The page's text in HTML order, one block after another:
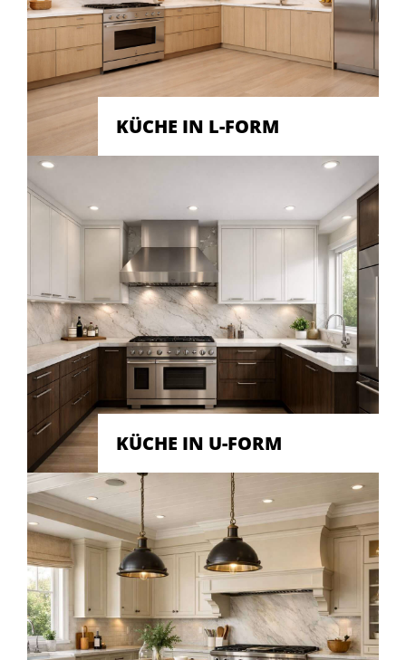
KÜCHE IN L-FORM
KÜCHE IN U-FORM